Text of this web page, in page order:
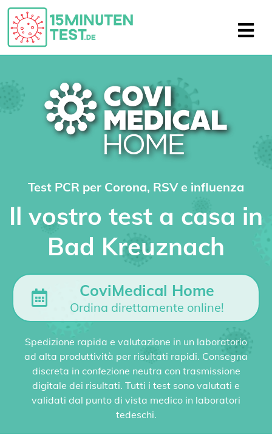
Test PCR per Corona, RSV e influenza
Il vostro test a casa in
Bad Kreuznach
CoviMedical Home
Ordina direttamente online!
Spedizione rapida e valutazione in un laboratorio
ad alta produttività per risultati rapidi. Consegna
discreta in confezione neutra con trasmissione
digitale dei risultati. Tutti i test sono valutati e
validati dal punto di vista medico in laboratori
tedeschi.